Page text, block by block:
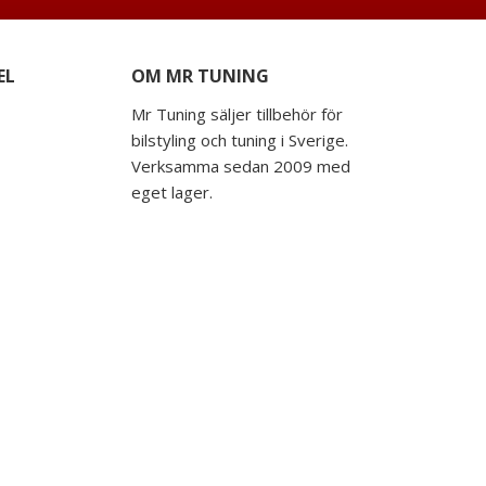
OM MR TUNING
Mr Tuning säljer tillbehör för
bilstyling och tuning i Sverige.
Verksamma sedan 2009 med
eget lager.